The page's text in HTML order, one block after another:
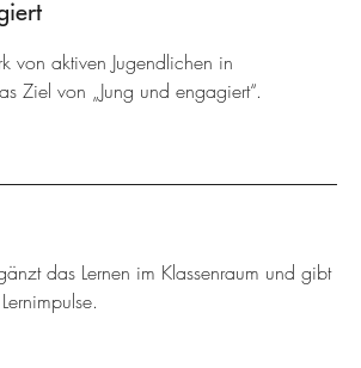
von aktiven Jugendlichen in
Ziel von „Jung und engagiert“.
das Lernen im Klassenraum und gibt